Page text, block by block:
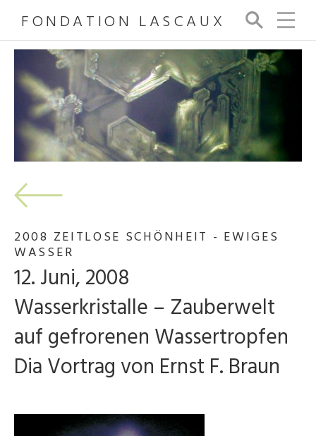
FONDATION LASCAUX
Su
ch
e
2008 ZEITLOSE SCHÖNHEIT - EWIGES
WASSER
12. Juni, 2008
Wasserkristalle – Zauberwelt
auf gefrorenen Wassertropfen
Dia Vortrag von Ernst F. Braun